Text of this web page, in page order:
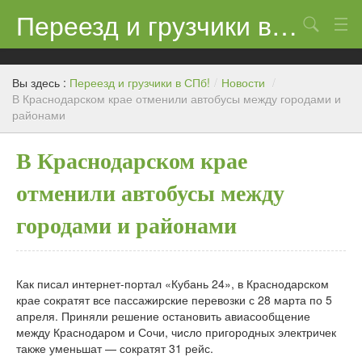
Переезд и грузчики в СПб!
Контакты
Цены
Новости
Поиск
Вы здесь : Переезд и грузчики в СПб! / Новости /
В Краснодарском крае отменили автобусы между городами и
районами
В Краснодарском крае
отменили автобусы между
городами и районами
Как писал интернет-портал «Кубань 24», в Краснодарском
крае сократят все пассажирские перевозки с 28 марта по 5
апреля. Приняли решение остановить авиасообщение
между Краснодаром и Сочи, число пригородных электричек
также уменьшат — сократят 31 рейс.